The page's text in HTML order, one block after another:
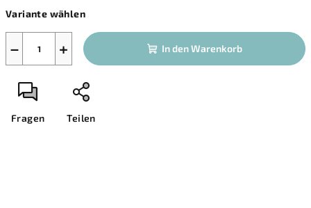
Variante wählen
+
− In den Warenkorb
Fragen Teilen